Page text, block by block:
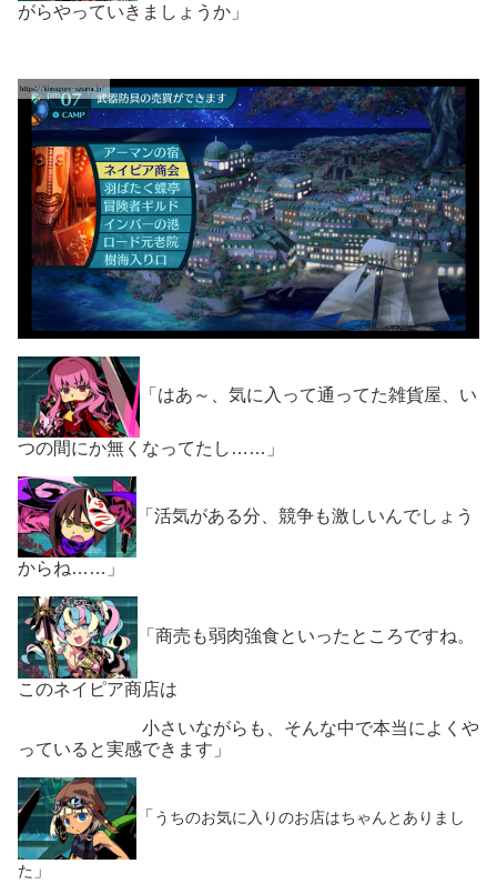
がらやっていきましょうか」
「はあ～、気に入って通ってた雑貨屋、い
つの間にか無くなってたし……」
「活気がある分、競争も激しいんでしょう
からね……」
「商売も弱肉強食といったところですね。
このネイピア商店は
小さいながらも、そんな中で本当によくや
っていると実感できます」
「 うちのお気に入りのお店はちゃんとありまし
た 」